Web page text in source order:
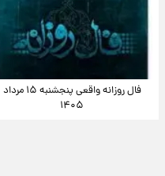
فال روزانه واقعی پنجشنبه ۱۵ مرداد
۱۴۰۵